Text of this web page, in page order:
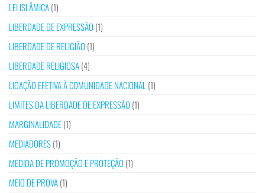
LEI ISLÂMICA(1)
LIBERDADE DE EXPRESSÃO (1)
LIBERDADE DE RELIGIÃO (1)
LIBERDADE RELIGIOSA(4)
LIGAÇÃO EFETIVA À COMUNIDADE NACIONAL (1)
LIMITES DA LIBERDADE DE EXPRESSÃO (1)
MARGINALIDADE(1)
MEDIADORES(1)
MEDIDA DE PROMOÇÃO E PROTEÇÃO (1)
MEIO DE PROVA(1)